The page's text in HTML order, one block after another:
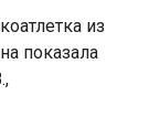
из
показала